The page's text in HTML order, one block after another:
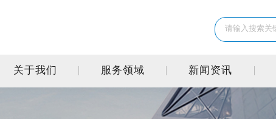
关于我们 服务领域 新闻资讯